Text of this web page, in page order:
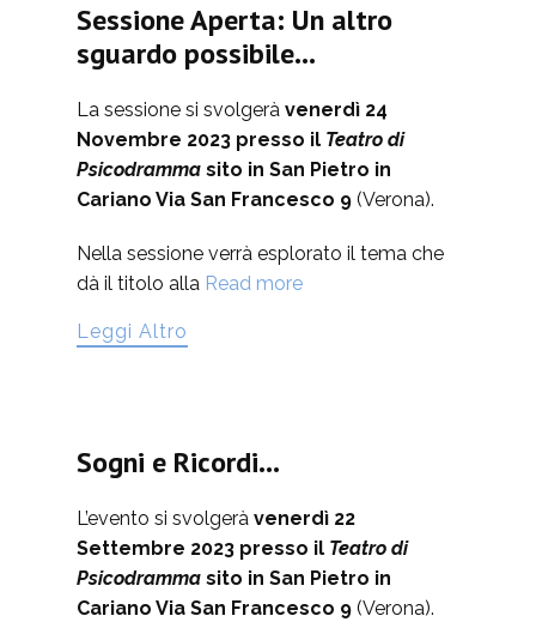
Sessione Aperta: Un altro
sguardo possibile…
La sessione si svolgerà venerdì 24
Novembre 2023 presso il Teatro di
Psicodramma sito in San Pietro in
Cariano Via San Francesco 9 (Verona).
Nella sessione verrà esplorato il tema che
dà il titolo alla Read more
Leggi Altro
Sogni e Ricordi…
L’evento si svolgerà venerdì 22
Settembre 2023 presso il Teatro di
Psicodramma sito in San Pietro in
Cariano Via San Francesco 9 (Verona).